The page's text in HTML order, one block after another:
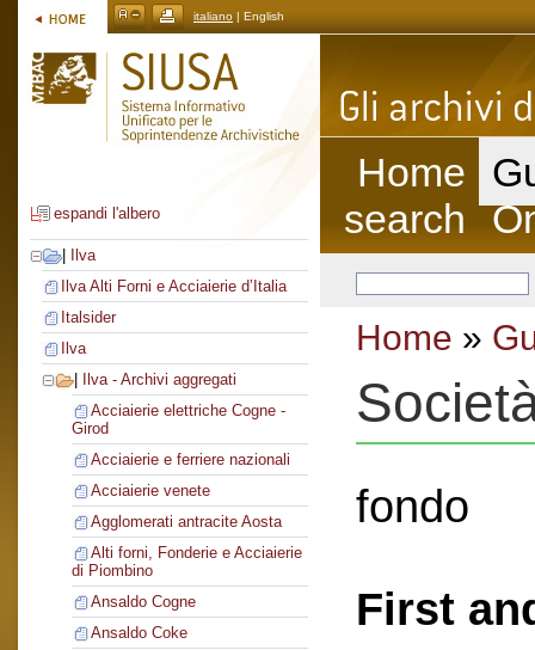
italiano | English
espandi l'albero
Ilva
Ilva Alti Forni e Acciaierie d’Italia
Italsider
Ilva
Ilva - Archivi aggregati
Acciaierie elettriche Cogne -
Girod
Acciaierie e ferriere nazionali
Acciaierie venete
Agglomerati antracite Aosta
Alti forni, Fonderie e Acciaierie
di Piombino
Ansaldo Cogne
Ansaldo Coke
Home
search
Home »
fondo
First